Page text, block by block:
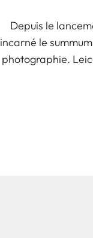
Depuis le
incarné le
photographie.